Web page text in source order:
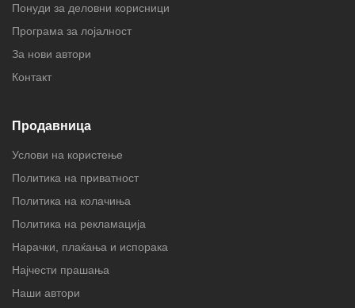
Понуди за деловни корисници
Програма за лојалност
За нови автори
Контакт
Продавница
Услови на користење
Политика на приватност
Политика на колачиња
Политика на рекламација
Нарачки, плаќања и испорака
Најчести прашања
Наши автори